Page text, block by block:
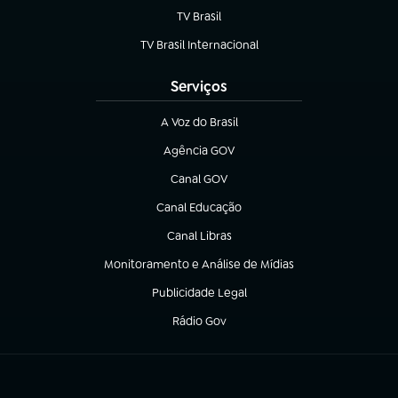
TV Brasil
(abre em nova aba)
TV Brasil Internacional
(abre em nova aba)
Serviços
A Voz do Brasil
(abre em nova aba)
Agência GOV
(abre em nova aba)
Canal GOV
(abre em nova aba)
Canal Educação
(abre em nova aba)
Canal Libras
(abre em nova aba)
Monitoramento e Análise de Mídias
(abre em nova aba)
Publicidade Legal
(abre em nova aba)
Rádio Gov
(abre em nova aba)